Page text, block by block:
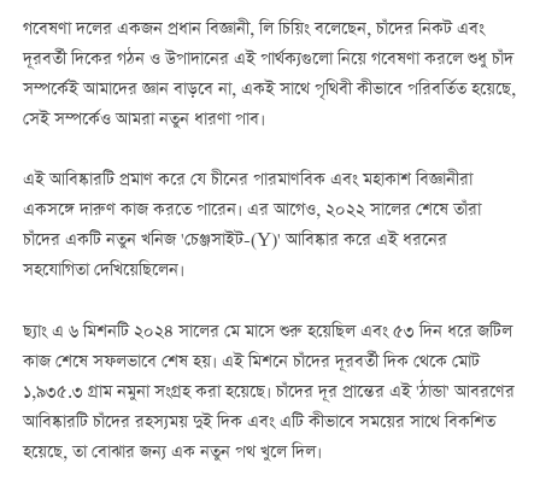
গবেষণা দলের একজন প্রধান বিজ্ঞানী, লি চিয়িং বলেছেন, চাঁদের নিকট এবং
দূরবর্তী দিকের গঠন ও উপাদানের এই পার্থক্যগুলো নিয়ে গবেষণা করলে শুধু চাঁদ
সম্পর্কেই আমাদের জ্ঞান বাড়বে না, একই সাথে পৃথিবী কীভাবে পরিবর্তিত হয়েছে,
সেই সম্পর্কেও আমরা নতুন ধারণা পাব।
এই আবিষ্কারটি প্রমাণ করে যে চীনের পারমাণবিক এবং মহাকাশ বিজ্ঞানীরা
একসঙ্গে দারুণ কাজ করতে পারেন। এর আগেও, ২০২২ সালের শেষে তাঁরা
চাঁদের একটি নতুন খনিজ 'চেঞ্জসাইট-(Y)' আবিষ্কার করে এই ধরনের
সহযোগিতা দেখিয়েছিলেন।
ছ্যাং এ ৬ মিশনটি ২০২৪ সালের মে মাসে শুরু হয়েছিল এবং ৫৩ দিন ধরে জটিল
কাজ শেষে সফলভাবে শেষ হয়। এই মিশনে চাঁদের দূরবর্তী দিক থেকে মোট
১,৯৩৫.৩ গ্রাম নমুনা সংগ্রহ করা হয়েছে। চাঁদের দূর প্রান্তের এই 'ঠান্ডা' আবরণের
আবিষ্কারটি চাঁদের রহস্যময় দুই দিক এবং এটি কীভাবে সময়ের সাথে বিকশিত
হয়েছে, তা বোঝার জন্য এক নতুন পথ খুলে দিল।